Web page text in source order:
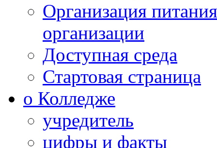
Организация
организации
Доступная среда
Стартовая страница
о Колледже
учредитель
цифры и факты